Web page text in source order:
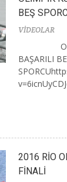
BEŞ
VİDEOLAR
BAŞARILI
2016 RİO
FİNALİ